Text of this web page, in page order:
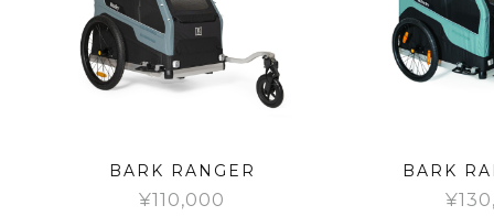
BARK RANGER
¥110,000
BARK
¥